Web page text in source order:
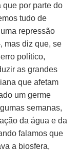
por parte do
tudo de
repressão
mas diz que, se
político,
as grandes
que afetam
um germe
semanas,
da água e da
falamos que
a biosfera,